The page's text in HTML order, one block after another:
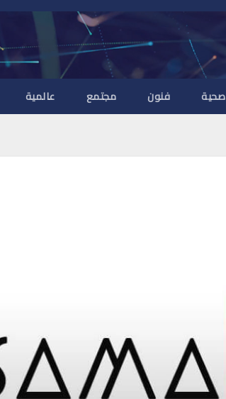
صحية فنون مجتمع عالمية